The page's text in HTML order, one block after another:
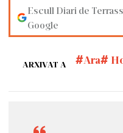
Escull Diari de
Google
ARXIVAT A Ara